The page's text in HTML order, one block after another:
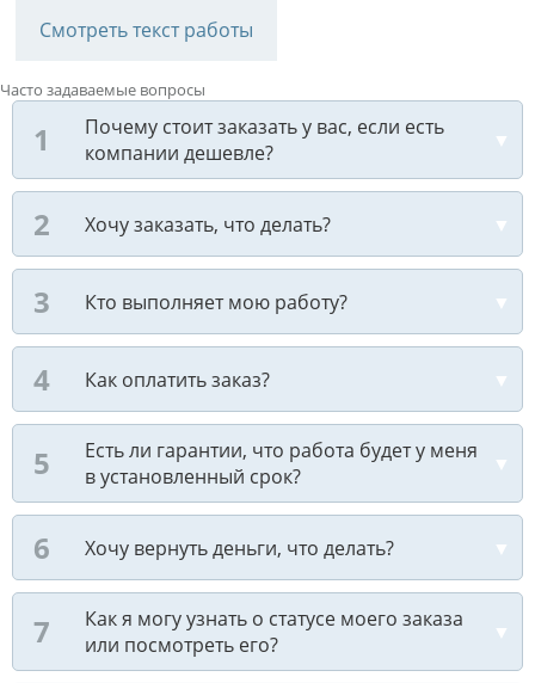
Смотреть текст работы
Часто задаваемые вопросы
Почему стоит заказать у вас, если есть
компании дешевле?
Хочу заказать, что делать?
Кто выполняет мою работу?
Как оплатить заказ?
Есть ли гарантии, что работа будет у меня
в установленный срок?
Хочу вернуть деньги, что делать?
Как я могу узнать о статусе моего заказа
или посмотреть его?